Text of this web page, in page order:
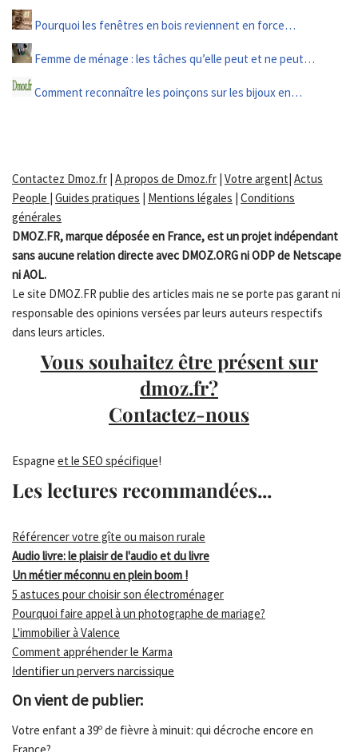
Pourquoi les fenêtres en bois reviennent en force…
Femme de ménage : les tâches qu’elle peut et ne peut…
Comment reconnaître les poinçons sur les bijoux en…
Contactez Dmoz.fr | A propos de Dmoz.fr | Votre argent| Actus
People | Guides pratiques | Mentions légales | Conditions
générales
DMOZ.FR, marque déposée en France, est un projet indépendant
sans aucune relation directe avec DMOZ.ORG ni ODP de Netscape
ni AOL.
Le site DMOZ.FR publie des articles mais ne se porte pas garant ni
responsable des opinions versées par leurs auteurs respectifs
dans leurs articles.
Vous souhaitez être présent sur
dmoz.fr?
Contactez-nous
Espagne et le SEO spécifique!
Les lectures recommandées...
Référencer votre gîte ou maison rurale
Audio livre: le plaisir de l'audio et du livre
Un métier méconnu en plein boom !
5 astuces pour choisir son électroménager
Pourquoi faire appel à un photographe de mariage?
L'immobilier à Valence
Comment appréhender le Karma
Identifier un pervers narcissique
On vient de publier:
Votre enfant a 39º de fièvre à minuit: qui décroche encore en